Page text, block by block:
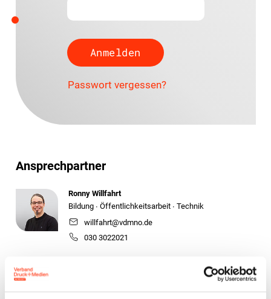
Passwort vergessen?
Ansprechpartner
Ronny Willfahrt
Bildung ∙ Öffentlichkeitsarbeit ∙ Technik
willfahrt@vdmno.de
030 3022021
Syndikusrechtsanwalt